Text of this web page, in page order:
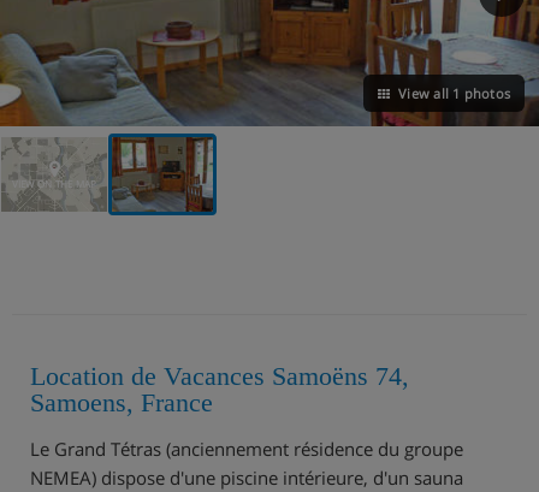
View all 1 photos
VIEW ON THE MAP
Location de Vacances Samoëns 74,
Samoens, France
Le Grand Tétras (anciennement résidence du groupe
NEMEA) dispose d'une piscine intérieure, d'un sauna